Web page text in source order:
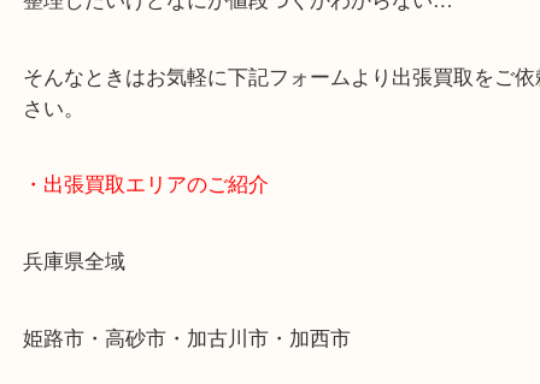
終活・遺品整理・生前整理・断捨離・引っ越し
物を整理するケースは年々増加傾向です。
当店ではそういったお困りの方からのご依頼も大歓
整理したいけどなにが値段つくかわからない…